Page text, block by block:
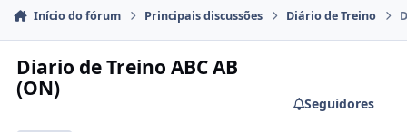
Início do fórum Principais discussões Diário de Treino
Diario de Treino ABC AB
(ON)
Seguidores